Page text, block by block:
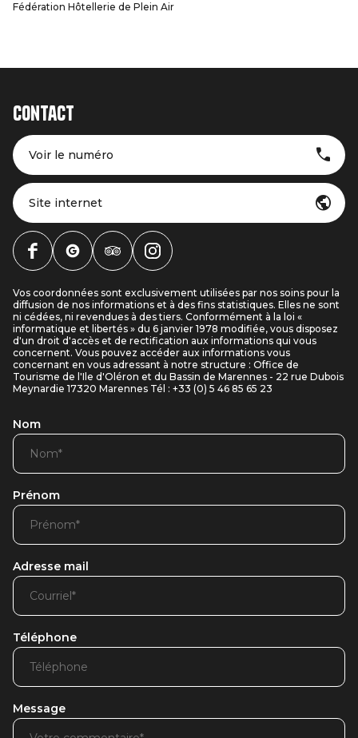
Fédération Hôtellerie de Plein Air
Contact
Voir le numéro
Site internet
Vos coordonnées sont exclusivement utilisées par nos soins pour la
diffusion de nos informations et à des fins statistiques. Elles ne sont
ni cédées, ni revendues à des tiers. Conformément à la loi «
informatique et libertés » du 6 janvier 1978 modifiée, vous disposez
d'un droit d'accès et de rectification aux informations qui vous
concernent. Vous pouvez accéder aux informations vous
concernant en vous adressant à notre structure : Office de
Tourisme de l'Ile d'Oléron et du Bassin de Marennes - 22 rue Dubois
Meynardie 17320 Marennes Tél : +33 (0) 5 46 85 65 23
Nom
Prénom
Adresse mail
Téléphone
Message